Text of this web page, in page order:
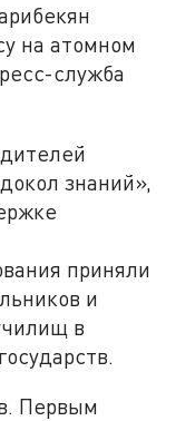
на атомном
служба
знаний»,
приняли
и
в
Первым